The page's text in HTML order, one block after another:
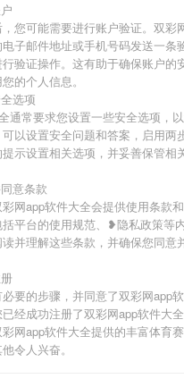
您可能需要进行账户验证。双彩
子邮件地址或手机号码发送一条
验证操作。这有助于确保账户的
的个人信息。
选项
通常要求您设置一些安全选项，
以设置安全问题和答案，启用两
示设置相关选项，并妥善保管相
意条款
网app软件大全会提供使用条款
平台的使用规范、❥隐私政策等
并理解这些条款，并确保您同意
要的步骤，并同意了双彩网app
经成功注册了双彩网app软件大
网app软件大全提供的丰富体育
令人兴奋。